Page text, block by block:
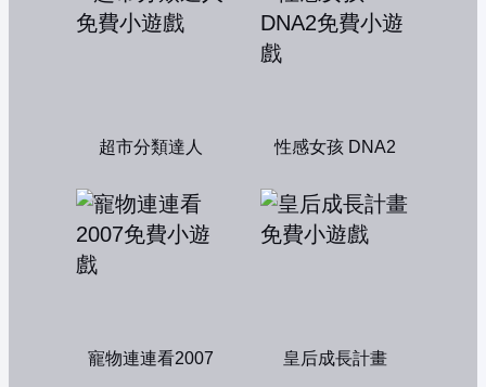
超市分類達人 性感女孩 DNA2
寵物連連看2007 皇后成長計畫